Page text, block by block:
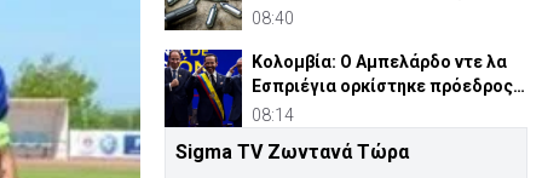
«laughing gas»
08:40
Κολομβία: Ο Αμπελάρδο ντε λα
Εσπριέγια ορκίστηκε πρόεδρος
της χώρας
08:14
Τηλλυρία: 62 χρόνια από τους
Sigma TV Ζωντανά Τώρα